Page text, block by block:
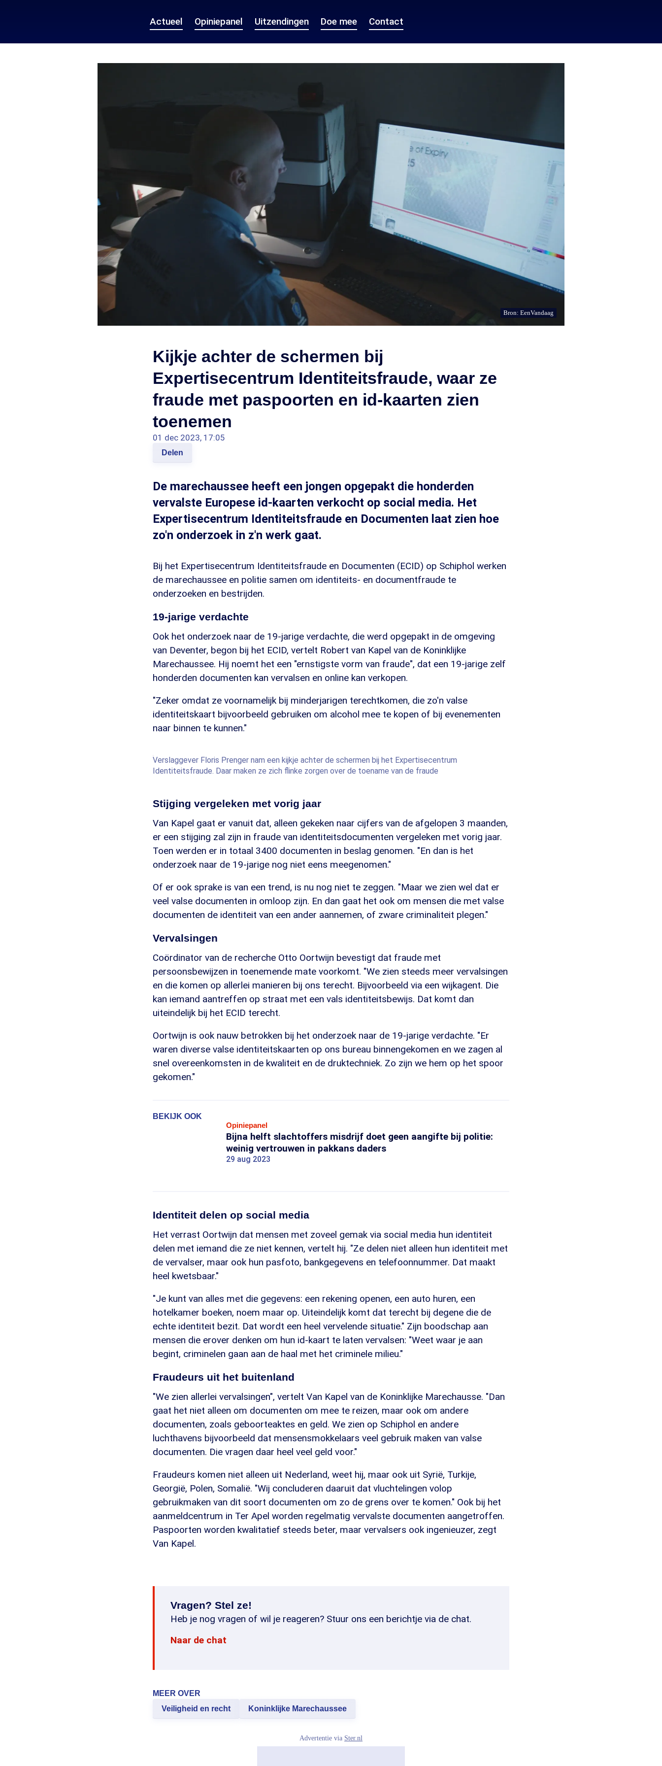
Actueel Opiniepanel Uitzendingen Doe mee Contact
Bron: EenVandaag
Kijkje achter de schermen bij
Expertisecentrum Identiteitsfraude, waar ze
fraude met paspoorten en id-kaarten zien
toenemen
01 dec 2023, 17:05
Delen
De marechaussee heeft een jongen opgepakt die honderden
vervalste Europese id-kaarten verkocht op social media. Het
Expertisecentrum Identiteitsfraude en Documenten laat zien hoe
zo'n onderzoek in z'n werk gaat.
Bij het Expertisecentrum Identiteitsfraude en Documenten (ECID) op Schiphol werken
de marechaussee en politie samen om identiteits- en documentfraude te
onderzoeken en bestrijden.
19-jarige verdachte
Ook het onderzoek naar de 19-jarige verdachte, die werd opgepakt in de omgeving
van Deventer, begon bij het ECID, vertelt Robert van Kapel van de Koninklijke
Marechaussee. Hij noemt het een "ernstigste vorm van fraude", dat een 19-jarige zelf
honderden documenten kan vervalsen en online kan verkopen.
"Zeker omdat ze voornamelijk bij minderjarigen terechtkomen, die zo'n valse
identiteitskaart bijvoorbeeld gebruiken om alcohol mee te kopen of bij evenementen
naar binnen te kunnen."
Verslaggever Floris Prenger nam een kijkje achter de schermen bij het Expertisecentrum
Identiteitsfraude. Daar maken ze zich flinke zorgen over de toename van de fraude
Stijging vergeleken met vorig jaar
Van Kapel gaat er vanuit dat, alleen gekeken naar cijfers van de afgelopen 3 maanden,
er een stijging zal zijn in fraude van identiteitsdocumenten vergeleken met vorig jaar.
Toen werden er in totaal 3400 documenten in beslag genomen. "En dan is het
onderzoek naar de 19-jarige nog niet eens meegenomen."
Of er ook sprake is van een trend, is nu nog niet te zeggen. "Maar we zien wel dat er
veel valse documenten in omloop zijn. En dan gaat het ook om mensen die met valse
documenten de identiteit van een ander aannemen, of zware criminaliteit plegen."
Vervalsingen
Coördinator van de recherche Otto Oortwijn bevestigt dat fraude met
persoonsbewijzen in toenemende mate voorkomt. "We zien steeds meer vervalsingen
en die komen op allerlei manieren bij ons terecht. Bijvoorbeeld via een wijkagent. Die
kan iemand aantreffen op straat met een vals identiteitsbewijs. Dat komt dan
uiteindelijk bij het ECID terecht.
Oortwijn is ook nauw betrokken bij het onderzoek naar de 19-jarige verdachte. "Er
waren diverse valse identiteitskaarten op ons bureau binnengekomen en we zagen al
snel overeenkomsten in de kwaliteit en de druktechniek. Zo zijn we hem op het spoor
gekomen."
BEKIJK OOK
Opiniepanel
Bijna helft slachtoffers misdrijf doet geen aangifte bij politie:
weinig vertrouwen in pakkans daders
29 aug 2023
Identiteit delen op social media
Het verrast Oortwijn dat mensen met zoveel gemak via social media hun identiteit
delen met iemand die ze niet kennen, vertelt hij. "Ze delen niet alleen hun identiteit met
de vervalser, maar ook hun pasfoto, bankgegevens en telefoonnummer. Dat maakt
heel kwetsbaar."
"Je kunt van alles met die gegevens: een rekening openen, een auto huren, een
hotelkamer boeken, noem maar op. Uiteindelijk komt dat terecht bij degene die de
echte identiteit bezit. Dat wordt een heel vervelende situatie." Zijn boodschap aan
mensen die erover denken om hun id-kaart te laten vervalsen: "Weet waar je aan
begint, criminelen gaan aan de haal met het criminele milieu."
Fraudeurs uit het buitenland
"We zien allerlei vervalsingen", vertelt Van Kapel van de Koninklijke Marechausse. "Dan
gaat het niet alleen om documenten om mee te reizen, maar ook om andere
documenten, zoals geboorteaktes en geld. We zien op Schiphol en andere
luchthavens bijvoorbeeld dat mensensmokkelaars veel gebruik maken van valse
documenten. Die vragen daar heel veel geld voor."
Fraudeurs komen niet alleen uit Nederland, weet hij, maar ook uit Syrië, Turkije,
Georgië, Polen, Somalië. "Wij concluderen daaruit dat vluchtelingen volop
gebruikmaken van dit soort documenten om zo de grens over te komen." Ook bij het
aanmeldcentrum in Ter Apel worden regelmatig vervalste documenten aangetroffen.
Paspoorten worden kwalitatief steeds beter, maar vervalsers ook ingenieuzer, zegt
Van Kapel.
Vragen? Stel ze!
Heb je nog vragen of wil je reageren? Stuur ons een berichtje via de chat.
Naar de chat
MEER OVER
Veiligheid en recht
Koninklijke Marechaussee
Advertentie via Ster.nl